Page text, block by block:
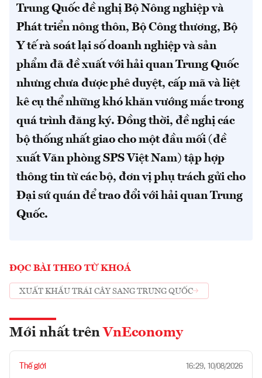
Trung Quốc đề nghị Bộ Nông nghiệp và
Phát triển nông thôn, Bộ Công thương, Bộ
Y tế rà soát lại số doanh nghiệp và sản
phẩm đã đề xuất với hải quan Trung Quốc
nhưng chưa được phê duyệt, cấp mã và liệt
kê cụ thể những khó khăn vướng mắc trong
quá trình đăng ký. Đồng thời, đề nghị các
bộ thống nhất giao cho một đầu mối (đề
xuất Văn phòng SPS Việt Nam) tập hợp
thông tin từ các bộ, đơn vị phụ trách gửi cho
Đại sứ quán để trao đổi với hải quan Trung
Quốc.
ĐỌC BÀI THEO TỪ KHOÁ
XUẤT KHẨU TRÁI CÂY SANG TRUNG QUỐC
Mới nhất trên VnEconomy
Thế giới 16:29, 10/08/2026